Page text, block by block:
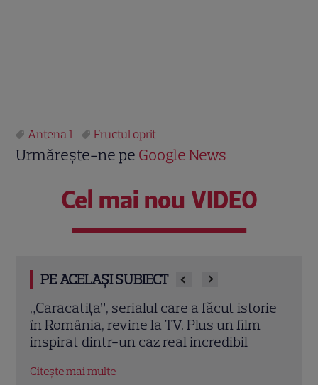
Antena 1 Fructul oprit
Urmărește-ne pe Google News
Cel mai nou VIDEO
PE ACELAȘI SUBIECT
Iuliana Pepene, despre silueta de
invidiat: „Ridic 85 de kilograme”. Ce
alimente evită vedeta Antena 1.